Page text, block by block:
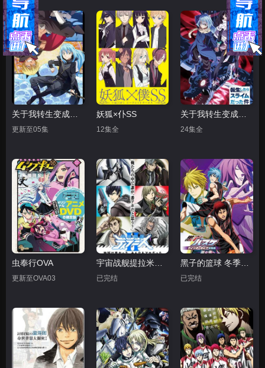
更新至05集
妖狐×仆SS
12集全 24集全
虫奉行OVA
更新至OVA03
宇宙战舰提拉米斯II EX
已完结 已完结